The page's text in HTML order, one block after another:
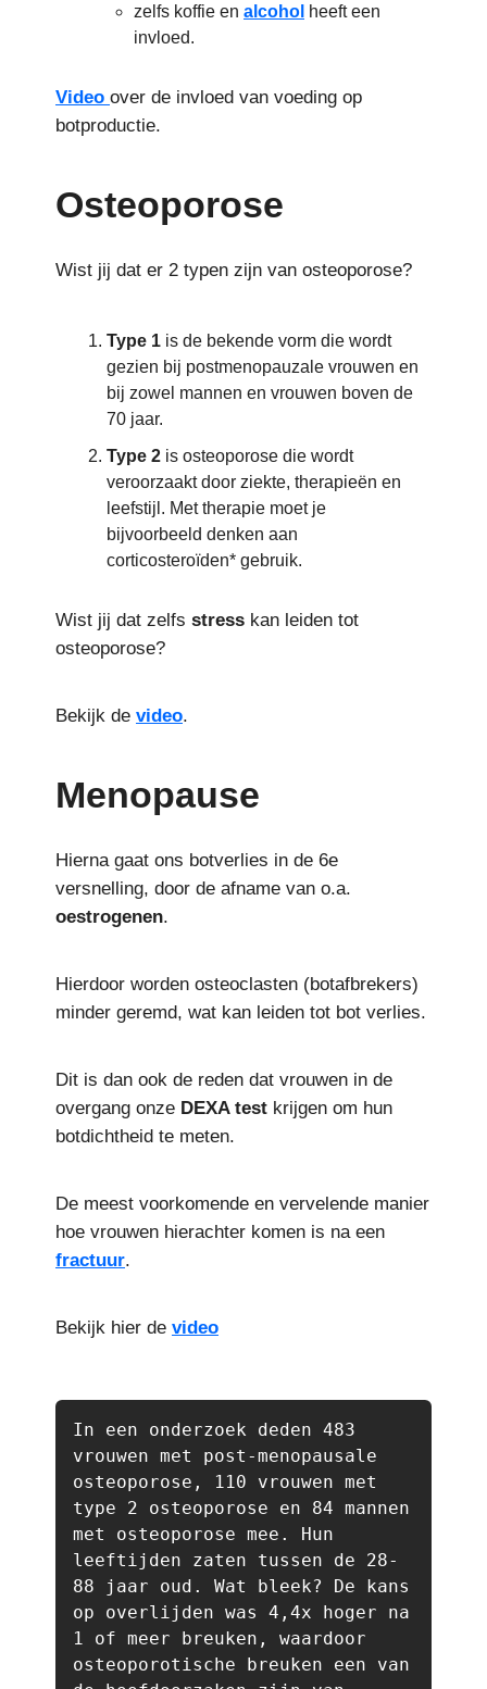
zelfs koffie en alcohol heeft een
invloed.
Video over de invloed van voeding op
botproductie.
Osteoporose
Wist jij dat er 2 typen zijn van osteoporose?
Type 1 is de bekende vorm die wordt
gezien bij postmenopauzale vrouwen en
bij zowel mannen en vrouwen boven de
70 jaar.
Type 2 is osteoporose die wordt
veroorzaakt door ziekte, therapieën en
leefstijl. Met therapie moet je
bijvoorbeeld denken aan
corticosteroïden* gebruik.
Wist jij dat zelfs stress kan leiden tot
osteoporose?
Bekijk de video.
Menopause
Hierna gaat ons botverlies in de 6e
versnelling, door de afname van o.a.
oestrogenen.
Hierdoor worden osteoclasten (botafbrekers)
minder geremd, wat kan leiden tot bot verlies.
Dit is dan ook de reden dat vrouwen in de
overgang onze DEXA test krijgen om hun
botdichtheid te meten.
De meest voorkomende en vervelende manier
hoe vrouwen hierachter komen is na een
fractuur.
Bekijk hier de video
In een onderzoek deden 483
vrouwen met post-menopausale
osteoporose, 110 vrouwen met
type 2 osteoporose en 84 mannen
met osteoporose mee. Hun
leeftijden zaten tussen de 28-
88 jaar oud. Wat bleek? De kans
op overlijden was 4,4x hoger na
1 of meer breuken, waardoor
osteoporotische breuken een van